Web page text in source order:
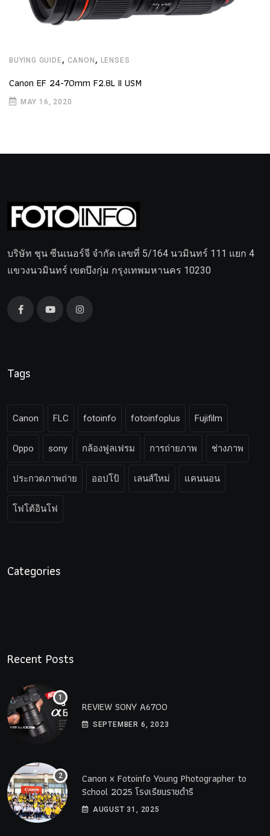
BUYING GUIDE , CANON , LENSES
Canon EF 24-70mm F2.8L II USM
MAY 16, 2020
บริษัท ชุน ซีนเนอร์จี จำกัด เลขที่ 5/164 นวมินทร์ 111 แยก 4
แขวงนวมินทร์ เขตบึงกุ่ม กรุงเทพมหานคร 10230
Tags
Canon FLC fotoinfo fotoinfoplus Fujifilm
Oppo sony กล้องฟูลเฟรม การถ่ายภาพ ช่างภาพ
ประกวดภาพถ่าย ออปโป้ เลนส์ใหม่ แคนนอน
โฟโต้อินโฟ
Categories
Recent Posts
REVIEW SONY A6700
SEPTEMBER 6, 2023
Canon x Fotoinfo​ Young​ Photographer to
School 2025 โรงเรียนราชดำริ
AUGUST 31, 2025